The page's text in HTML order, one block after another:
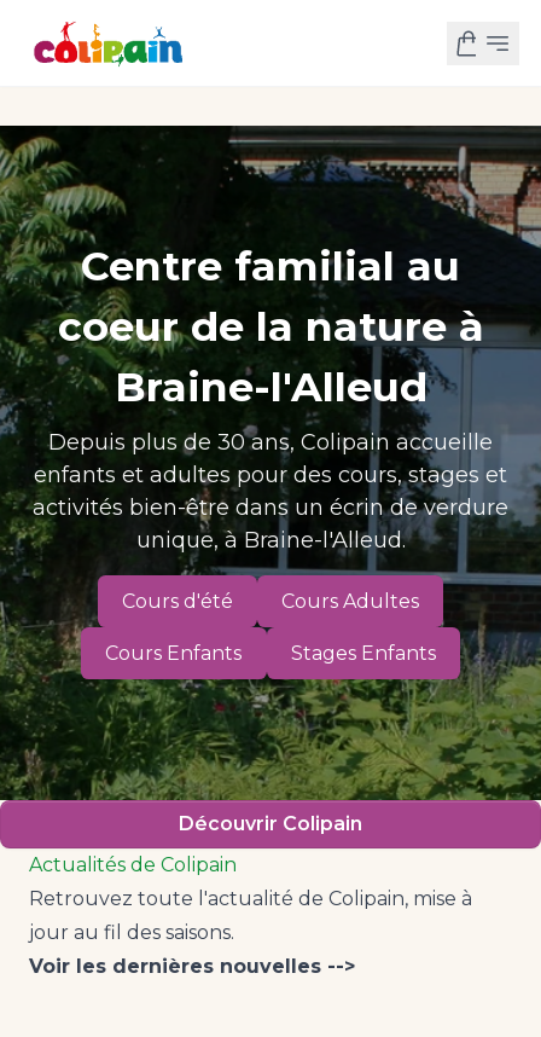
Centre familial au
coeur de la nature à
Braine-l'Alleud
Depuis plus de 30 ans, Colipain accueille
enfants et adultes pour des cours, stages et
activités bien-être dans un écrin de verdure
unique, à Braine-l'Alleud.
Cours d'été Cours Adultes
Cours Enfants Stages Enfants
Découvrir Colipain
Actualités de Colipain
Retrouvez toute l'actualité de Colipain, mise à
jour au fil des saisons.
Voir les dernières nouvelles -->